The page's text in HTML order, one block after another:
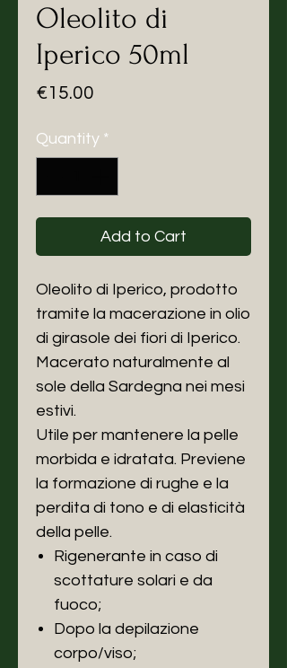
Oleolito di
Iperico 50ml
€15.00
Quantity *
Add to Cart
Oleolito di Iperico, prodotto
tramite la macerazione in olio
di girasole dei fiori di Iperico.
Macerato naturalmente al
sole della Sardegna nei mesi
estivi.
Utile per mantenere la pelle
morbida e idratata. Previene
la formazione di rughe e la
perdita di tono e di elasticità
della pelle.
Rigenerante in caso di
scottature solari e da
fuoco;
Dopo la depilazione
corpo/viso;